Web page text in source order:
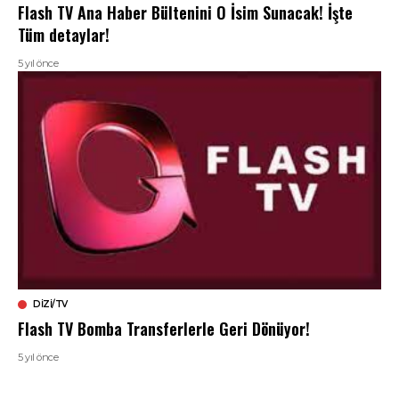
Flash TV Ana Haber Bültenini O İsim Sunacak! İşte
Tüm detaylar!
5 yıl önce
DIZI/TV
Flash TV Bomba Transferlerle Geri Dönüyor!
5 yıl önce